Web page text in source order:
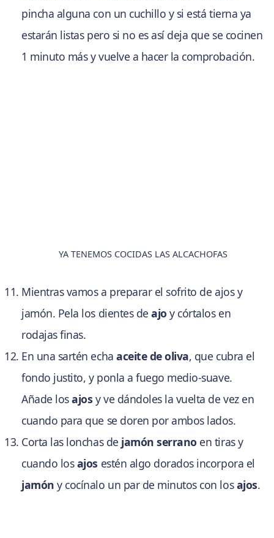
pincha alguna con un cuchillo y si está tierna ya
estarán listas pero si no es así deja que se cocinen
1 minuto más y vuelve a hacer la comprobación.
YA TENEMOS COCIDAS LAS ALCACHOFAS
Mientras vamos a preparar el sofrito de ajos y
jamón. Pela los dientes deajo y córtalos en
rodajas finas.
En una sartén echaaceite de oliva, que cubra el
fondo justito, y ponla a fuego medio-suave.
Añade losajos y ve dándoles la vuelta de vez en
cuando para que se doren por ambos lados.
Corta las lonchas de jamón serrano en tiras y
cuando losajos estén algo dorados incorpora el
jamón y cocínalo un par de minutos con losajos.